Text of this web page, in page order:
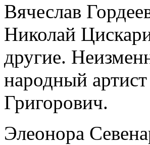
Вячеслав
Николай
другие.
народный
Григорович.
Элеонора